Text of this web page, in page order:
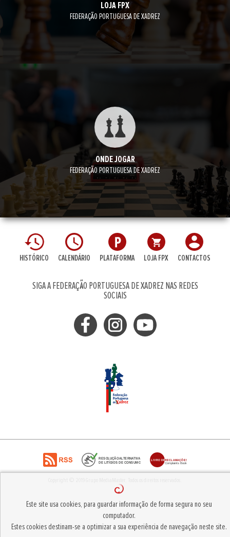
LOJA FPX
FEDERAÇÃO PORTUGUESA DE XADREZ
ONDE JOGAR
FEDERAÇÃO PORTUGUESA DE XADREZ
HISTÓRICO CALENDÁRIO PLATAFORMA LOJA FPX CONTACTOS
SIGA A FEDERAÇÃO PORTUGUESA DE XADREZ NAS REDES
SOCIAIS
Este site usa cookies, para guardar informação de forma segura no seu
computador.
Estes cookies destinam-se a optimizar a sua experiência de navegação neste site.